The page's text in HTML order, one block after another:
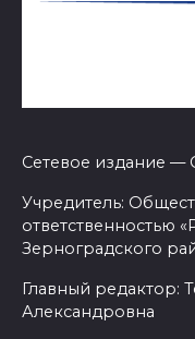
Сетевое издание —
Учредитель:
ответственностью
Зерноградского
Главный редактор:
Александровна